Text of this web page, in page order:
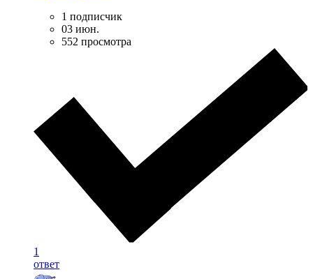
1 подписчик
03 июн.
552 просмотра
1
ответ